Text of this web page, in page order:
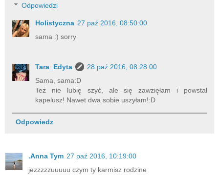
Odpowiedzi
Holistyczna 27 paź 2016, 08:50:00
sama :) sorry
Tara_Edyta
28 paź 2016, 08:28:00
Sama, sama:D
Też nie lubię szyć, ale się zawzięłam i powstał
kapelusz! Nawet dwa sobie uszyłam!:D
Odpowiedz
.Anna Tym 27 paź 2016, 10:19:00
jezzzzzuuuuu czym ty karmisz rodzine